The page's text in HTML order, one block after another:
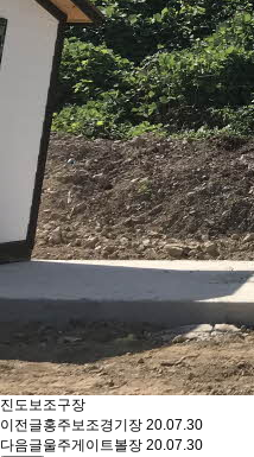
진도보조구장
이전글홍주보조경기장 20.07.30
다음글울주게이트볼장 20.07.30